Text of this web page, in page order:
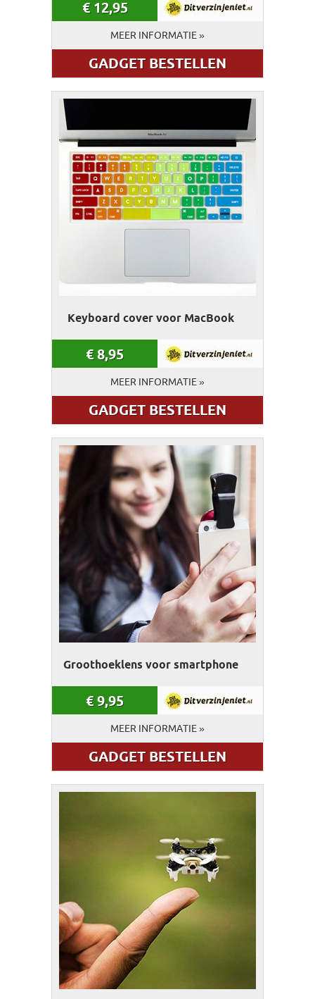
€ 12,95
MEER INFORMATIE »
GADGET BESTELLEN
Keyboard cover voor MacBook
€8,95
MEER INFORMATIE »
GADGET BESTELLEN
Groothoeklens voor smartphone
€9,95
MEER INFORMATIE »
GADGET BESTELLEN